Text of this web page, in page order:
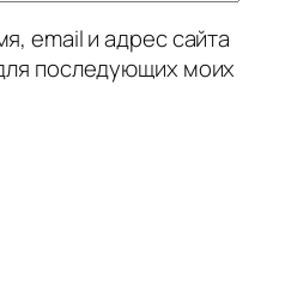
email и адрес сайта
последующих моих